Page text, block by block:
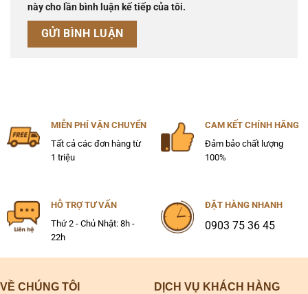
này cho lần bình luận kế tiếp của tôi.
MIỄN PHÍ VẬN CHUYỂN
Tất cả các đơn hàng từ
1 triệu
CAM KẾT CHÍNH HÃNG
Đảm bảo chất lượng
100%
HỖ TRỢ TƯ VẤN
Thứ 2 - Chủ Nhật: 8h -
22h
ĐẶT HÀNG NHANH
0903 75 36 45
VỀ CHÚNG TÔI DỊCH VỤ KHÁCH HÀNG